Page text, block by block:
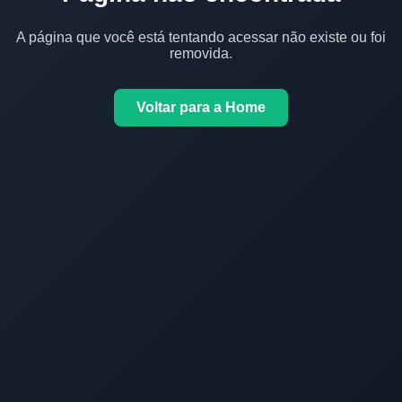
A página que você está tentando acessar não existe ou foi
removida.
Voltar para a Home